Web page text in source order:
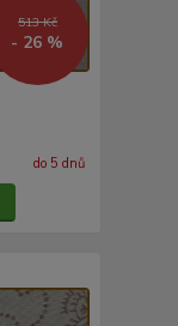
513 Kč
- 26 %
do 5 dnů